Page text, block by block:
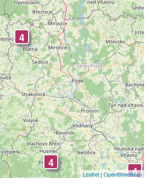
4
4
4
Leaflet| OpenStreetMap